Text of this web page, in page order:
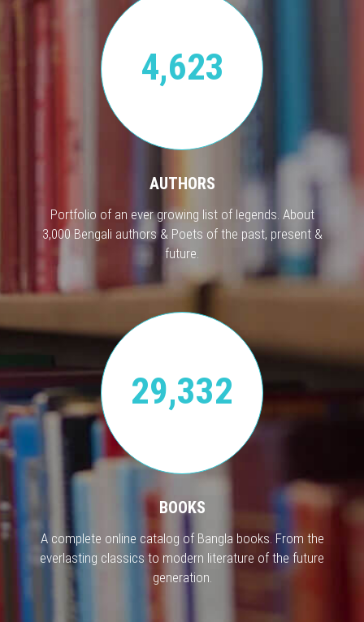
4,623
AUTHORS
Portfolio of an ever growing list of legends. About
3,000 Bengali authors & Poets of the past, present &
future.
29,332
BOOKS
A complete online catalog of Bangla books. From the
everlasting classics to modern literature of the future
generation.